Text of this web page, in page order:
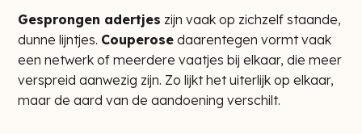
Gesprongen adertjes zijn vaak op zichzelf staande,
dunne lijntjes. Couperose daarentegen vormt vaak
een netwerk of meerdere vaatjes bij elkaar, die meer
verspreid aanwezig zijn. Zo lijkt het uiterlijk op elkaar,
maar de aard van de aandoening verschilt.